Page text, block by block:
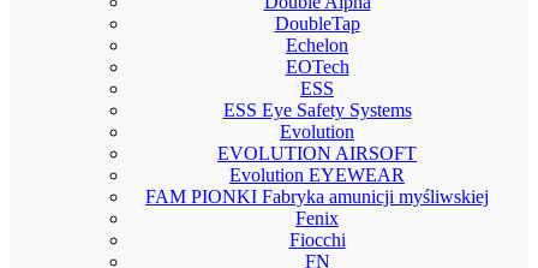
DoubleTap
Echelon
EOTech
ESS
ESS Eye Safety Systems
Evolution
EVOLUTION AIRSOFT
Evolution EYEWEAR
FAM PIONKI Fabryka amunicji myśliwskiej
Fenix
Fiocchi
FN